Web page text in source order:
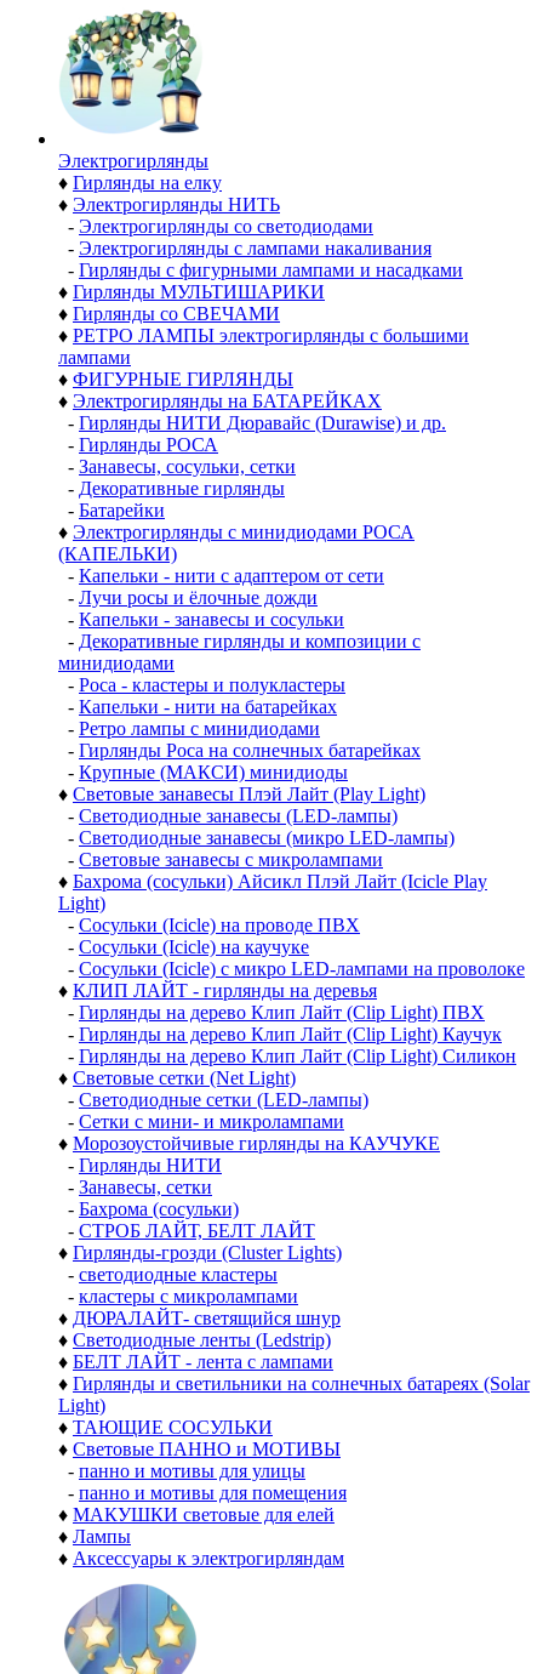
Электро­гирлянды
♦ Гирлянды на елку
♦ Электрогирлянды НИТЬ
- Электрогирлянды со светодиодами
- Электрогирлянды с лампами накаливания
- Гирлянды с фигурными лампами и насадками
♦ Гирлянды МУЛЬТИШАРИКИ
♦ Гирлянды со СВЕЧАМИ
♦ РЕТРО ЛАМПЫ электрогирлянды с большими
лампами
♦ ФИГУРНЫЕ ГИРЛЯНДЫ
♦ Электрогирлянды на БАТАРЕЙКАХ
- Гирлянды НИТИ Дюравайс (Durawise) и др.
- Гирлянды РОСА
- Занавесы, сосульки, сетки
- Декоративные гирлянды
- Батарейки
♦ Электрогирлянды с минидиодами РОСА
(КАПЕЛЬКИ)
- Капельки - нити с адаптером от сети
- Лучи росы и ёлочные дожди
- Капельки - занавесы и сосульки
- Декоративные гирлянды и композиции с
минидиодами
- Роса - кластеры и полукластеры
- Капельки - нити на батарейках
- Ретро лампы с минидиодами
- Гирлянды Роса на солнечных батарейках
- Крупные (МАКСИ) минидиоды
♦ Световые занавесы Плэй Лайт (Play Light)
- Светодиодные занавесы (LED-лампы)
- Светодиодные занавесы (микро LED-лампы)
- Световые занавесы с микролампами
♦ Бахрома (сосульки) Айсикл Плэй Лайт (Icicle Play
Light)
- Сосульки (Icicle) на проводе ПВХ
- Сосульки (Icicle) на каучуке
- Сосульки (Icicle) с микро LED-лампами на проволоке
♦ КЛИП ЛАЙТ - гирлянды на деревья
- Гирлянды на дерево Клип Лайт (Clip Light) ПВХ
- Гирлянды на дерево Клип Лайт (Clip Light) Каучук
- Гирлянды на дерево Клип Лайт (Clip Light) Силикон
♦ Световые сетки (Net Light)
- Светодиодные сетки (LED-лампы)
- Сетки с мини- и микролампами
♦ Морозоустойчивые гирлянды на КАУЧУКЕ
- Гирлянды НИТИ
- Занавесы, сетки
- Бахрома (сосульки)
- СТРОБ ЛАЙТ, БЕЛТ ЛАЙТ
♦ Гирлянды-грозди (Cluster Lights)
- светодиодные кластеры
- кластеры с микролампами
♦ ДЮРАЛАЙТ- светящийся шнур
♦ Светодиодные ленты (Ledstrip)
♦ БЕЛТ ЛАЙТ - лента с лампами
♦ Гирлянды и светильники на солнечных батареях (Solar
Light)
♦ ТАЮЩИЕ СОСУЛЬКИ
♦ Световые ПАННО и МОТИВЫ
- панно и мотивы для улицы
- панно и мотивы для помещения
♦ МАКУШКИ световые для елей
♦ Лампы
♦ Аксессуары к электрогирляндам